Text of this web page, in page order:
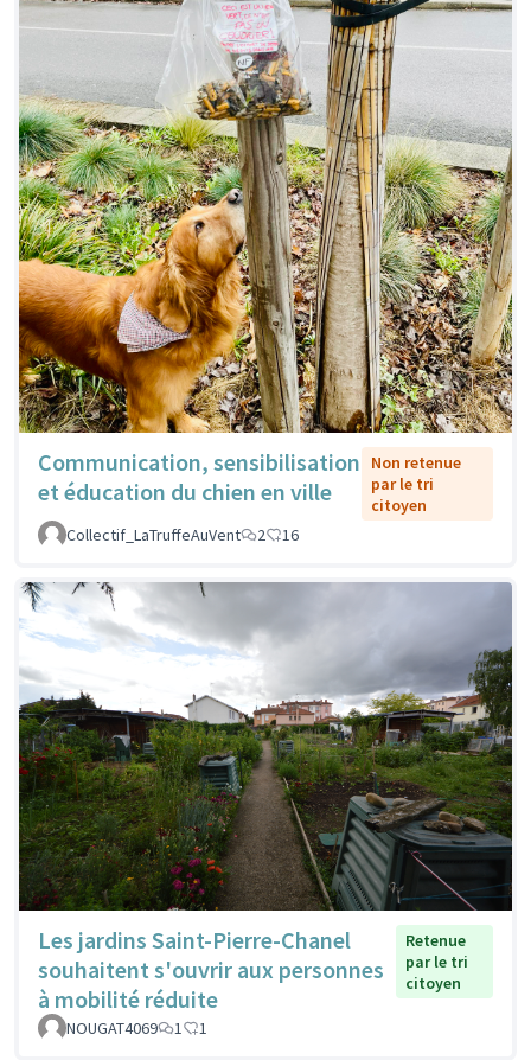
Communication, sensibilisation
et éducation du chien en ville
Non retenue
par le tri
citoyen
Collectif_LaTruffeAuVent
2 16
Les jardins Saint-Pierre-Chanel
souhaitent s'ouvrir aux personnes
à mobilité réduite
Retenue
par le tri
citoyen
NOUGAT4069 1 1